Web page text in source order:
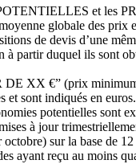
et les
globale des prix
de devis d’une
à partir duquel ils sont
XX €” (prix
et sont indiqués en
potentielles sont
à jour
sur la base de
ayant reçu au moins